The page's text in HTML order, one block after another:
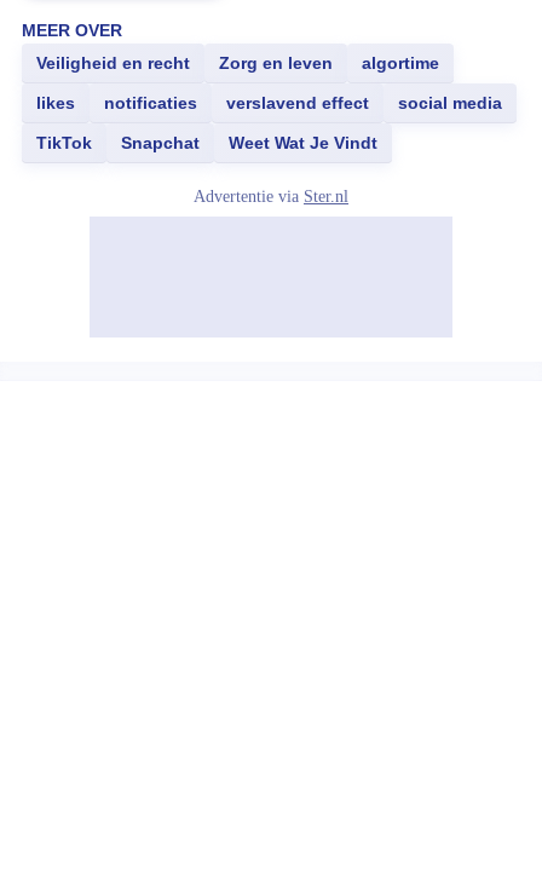
MEER OVER
Veiligheid en recht
Zorg en leven algortime
likes notificaties verslavend effect social media
TikTok Snapchat Weet Wat Je Vindt
Advertentie via Ster.nl